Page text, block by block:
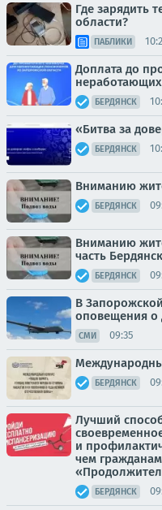
Где зарядить
области?
ПАБЛИКИ
Доплата до
БЕРДЯНСК
«Битва за
БЕРДЯНСК
Вниманию
БЕРДЯНСК
Вниманию
часть
БЕРДЯНСК
В
оповещения о
СМИ 09:35
БЕРДЯНСК
Лучший
и
чем
БЕРДЯНСК